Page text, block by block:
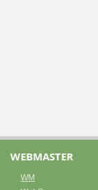
WEBMASTER
WM